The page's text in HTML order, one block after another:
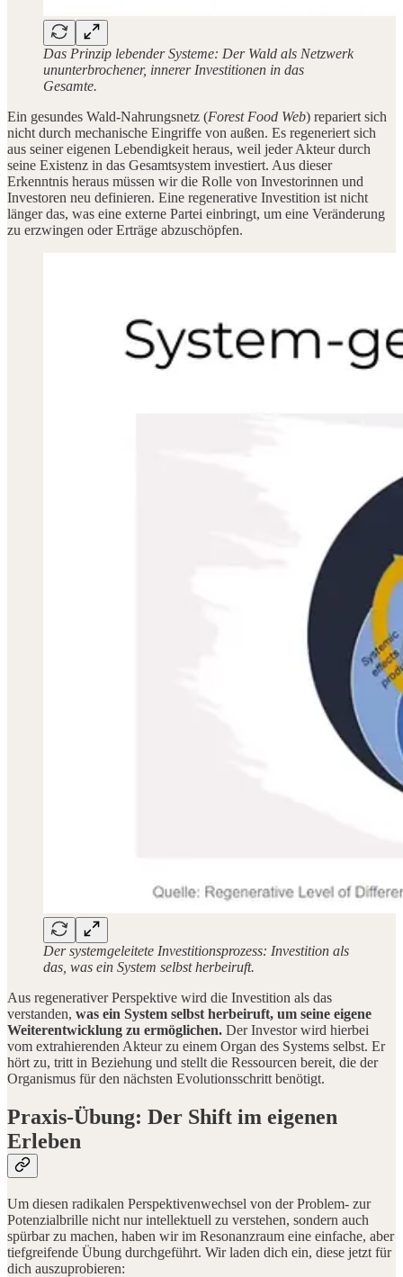
Das Prinzip lebender Systeme: Der Wald als Netzwerk
ununterbrochener, innerer Investitionen in das
Gesamte.
Ein gesundes Wald-Nahrungsnetz (Forest Food Web) repariert sich
nicht durch mechanische Eingriffe von außen. Es regeneriert sich
aus seiner eigenen Lebendigkeit heraus, weil jeder Akteur durch
seine Existenz in das Gesamtsystem investiert. Aus dieser
Erkenntnis heraus müssen wir die Rolle von Investorinnen und
Investoren neu definieren. Eine regenerative Investition ist nicht
länger das, was eine externe Partei einbringt, um eine Veränderung
zu erzwingen oder Erträge abzuschöpfen.
Der systemgeleitete Investitionsprozess: Investition als
das, was ein System selbst herbeiruft.
Aus regenerativer Perspektive wird die Investition als das
verstanden, was ein System selbst herbeiruft, um seine eigene
Weiterentwicklung zu ermöglichen. Der Investor wird hierbei
vom extrahierenden Akteur zu einem Organ des Systems selbst. Er
hört zu, tritt in Beziehung und stellt die Ressourcen bereit, die der
Organismus für den nächsten Evolutionsschritt benötigt.
Praxis-Übung: Der Shift im eigenen
Erleben
Um diesen radikalen Perspektivenwechsel von der Problem- zur
Potenzialbrille nicht nur intellektuell zu verstehen, sondern auch
spürbar zu machen, haben wir im Resonanzraum eine einfache, aber
tiefgreifende Übung durchgeführt. Wir laden dich ein, diese jetzt für
dich auszuprobieren: